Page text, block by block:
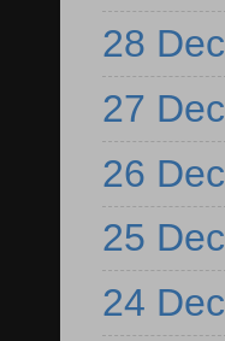
28 Dec
27 Dec
26 Dec
25 Dec
24 Dec